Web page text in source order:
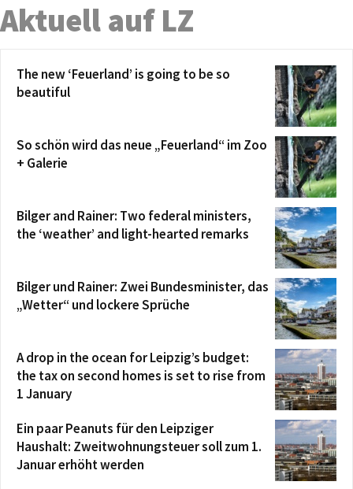
Aktuell auf LZ
The new ‘Feuerland’ is going to be so
beautiful
So schön wird das neue „Feuerland“ im Zoo
+ Galerie
Bilger and Rainer: Two federal ministers,
the ‘weather’ and light-hearted remarks
Bilger und Rainer: Zwei Bundesminister, das
„Wetter“ und lockere Sprüche
A drop in the ocean for Leipzig’s budget:
the tax on second homes is set to rise from
1 January
Ein paar Peanuts für den Leipziger
Haushalt: Zweitwohnungsteuer soll zum 1.
Januar erhöht werden